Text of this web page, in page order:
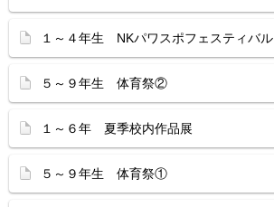
１～４年生 NKパワスポフェスティバル
５～９年生 体育祭②
１～６年 夏季校内作品展
５～９年生 体育祭①